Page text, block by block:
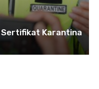
Sertifikat Karantina